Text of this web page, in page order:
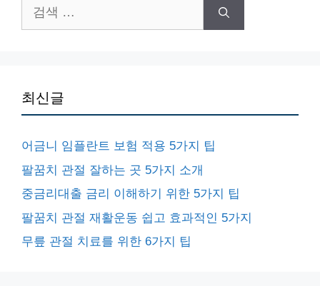
색:
최신글
어금니 임플란트 보험 적용 5가지 팁
팔꿈치 관절 잘하는 곳 5가지 소개
중금리대출 금리 이해하기 위한 5가지 팁
팔꿈치 관절 재활운동 쉽고 효과적인 5가지
무릎 관절 치료를 위한 6가지 팁